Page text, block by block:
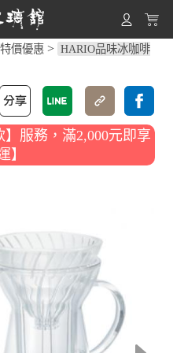
特價優惠 > HARIO品味冰咖啡
服務，滿2,000元即享
】